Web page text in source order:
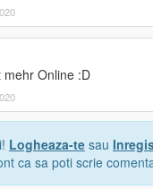
mehr Online :D
Logheaza-te sau
ca sa poti scrie